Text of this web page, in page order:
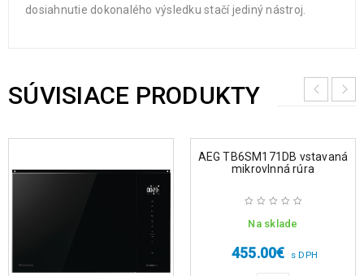
dosiahnutie dokonalého výsledku stačí jediný nástroj.
SÚVISIACE PRODUKTY
AEG TB6SM171DB vstavaná
mikrovlnná rúra
Na sklade
455.00€ s DPH